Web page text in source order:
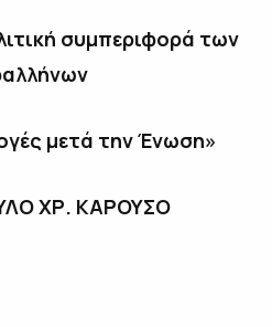
συμπεριφορά των
μετά την Ένωση»
ΧΡ. ΚΑΡΟΥΣΟ